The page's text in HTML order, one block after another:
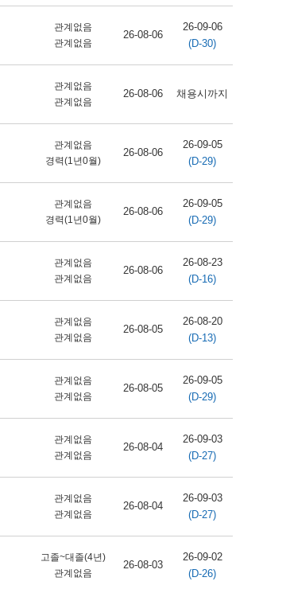
관계없음
관계없음
26-08-06
26-09-06
(D-30)
관계없음
관계없음
26-08-06 채용시까지
관계없음
경력(1년0월)
26-08-06
26-09-05
(D-29)
관계없음
경력(1년0월)
26-08-06
26-09-05
(D-29)
관계없음
관계없음
26-08-06
26-08-23
(D-16)
관계없음
관계없음
26-08-05
26-08-20
(D-13)
관계없음
관계없음
26-08-05
26-09-05
(D-29)
관계없음
관계없음
26-08-04
26-09-03
(D-27)
관계없음
관계없음
26-08-04
26-09-03
(D-27)
고졸~대졸(4년)
관계없음
26-08-03
26-09-02
(D-26)